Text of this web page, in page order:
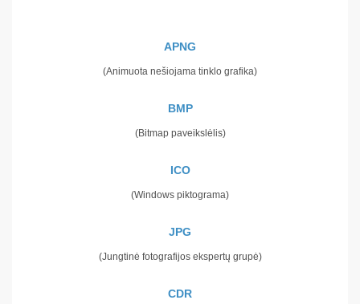
APNG
(Animuota nešiojama tinklo grafika)
BMP
(Bitmap paveikslėlis)
ICO
(Windows piktograma)
JPG
(Jungtinė fotografijos ekspertų grupė)
CDR